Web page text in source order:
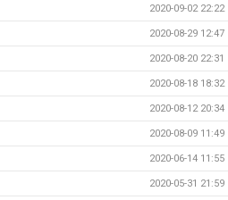
2020-09-02 22:22
2020-08-29 12:47
2020-08-20 22:31
2020-08-18 18:32
2020-08-12 20:34
2020-08-09 11:49
2020-06-14 11:55
2020-05-31 21:59